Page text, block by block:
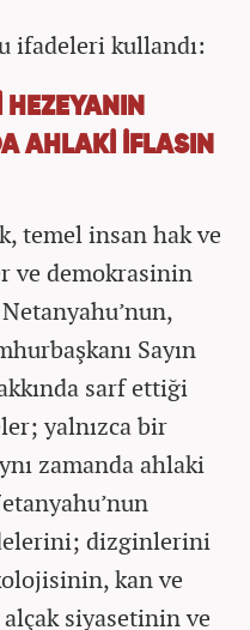
ifadeleri kullandı:
AHLAKİ İFLASIN
temel insan hak ve
ve demokrasinin
Sayın
sarf ettiği
yalnızca bir
zamanda ahlaki
dizginlerini
kan ve
siyasetinin ve